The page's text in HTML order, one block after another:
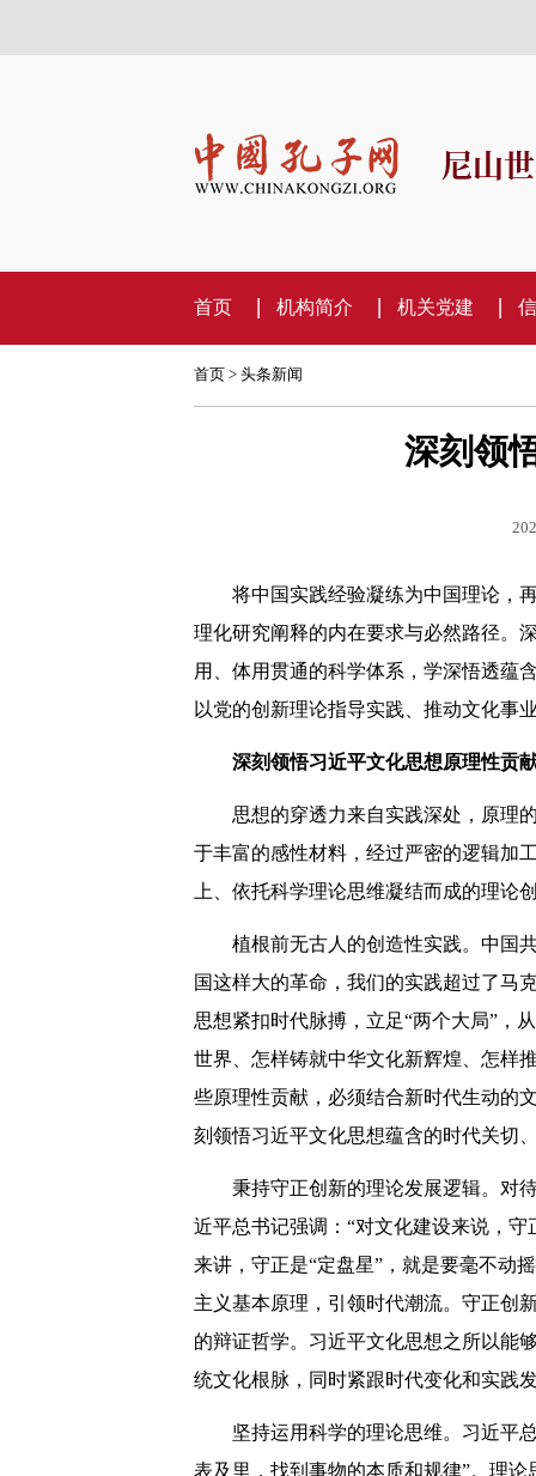
尼山
首页 机构简介 机关党建
首页> 头条新闻
深刻领
将中国实践经验凝练为中国理论，
理化研究阐释的内在要求与必然路径。
用、体用贯通的科学体系，学深悟透蕴
以党的创新理论指导实践、推动文化事
深刻领悟习近平文化思想原理性贡
思想的穿透力来自实践深处，原理
于丰富的感性材料，经过严密的逻辑加
上、依托科学理论思维凝结而成的理论
植根前无古人的创造性实践。中国
国这样大的革命，我们的实践超过了马
思想紧扣时代脉搏，立足“两个大局”，
世界、怎样铸就中华文化新辉煌、怎样
些原理性贡献，必须结合新时代生动的
刻领悟习近平文化思想蕴含的时代关切
秉持守正创新的理论发展逻辑。对
近平总书记强调：“对文化建设来说，
来讲，守正是“定盘星”，就是要毫不动
主义基本原理，引领时代潮流。守正创
的辩证哲学。习近平文化思想之所以能
统文化根脉，同时紧跟时代变化和实践
坚持运用科学的理论思维。习近平
表及里，找到事物的本质和规律”。理